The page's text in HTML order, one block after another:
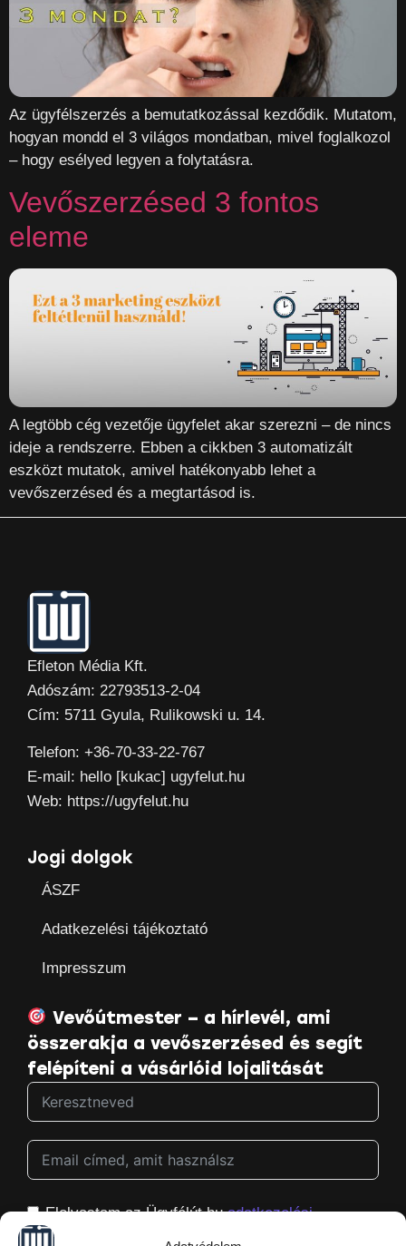
Az ügyfélszerzés a bemutatkozással kezdődik. Mutatom,
hogyan mondd el 3 világos mondatban, mivel foglalkozol
– hogy esélyed legyen a folytatásra.
Vevőszerzésed 3 fontos
eleme
A legtöbb cég vezetője ügyfelet akar szerezni – de nincs
ideje a rendszerre. Ebben a cikkben 3 automatizált
eszközt mutatok, amivel hatékonyabb lehet a
vevőszerzésed és a megtartásod is.
Efleton Média Kft.
Adószám: 22793513-2-04
Cím: 5711 Gyula, Rulikowski u. 14.
Telefon: +36-70-33-22-767
E-mail: hello [kukac] ugyfelut.hu
Web: https://ugyfelut.hu
Jogi dolgok
ÁSZF
Adatkezelési tájékoztató
Impresszum
Vevőútmester – a hírlevél, ami
összerakja a vevőszerzésed és segít
felépíteni a vásárlóid lojalitását
Elolvastam az Ügyfélút.huadatkezelési
tájékoztatóját